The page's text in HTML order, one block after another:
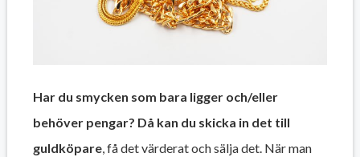
Har du smycken som bara ligger och/eller
behöver pengar? Då kan du skicka in det till
guldköpare, få det värderat och sälja det. När man